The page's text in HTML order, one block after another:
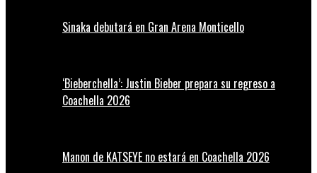
Sinaka debutará en Gran Arena Monticello
‘Bieberchella’: Justin Bieber prepara su regreso a
Coachella 2026
Manon de KATSEYE no estará en Coachella 2026